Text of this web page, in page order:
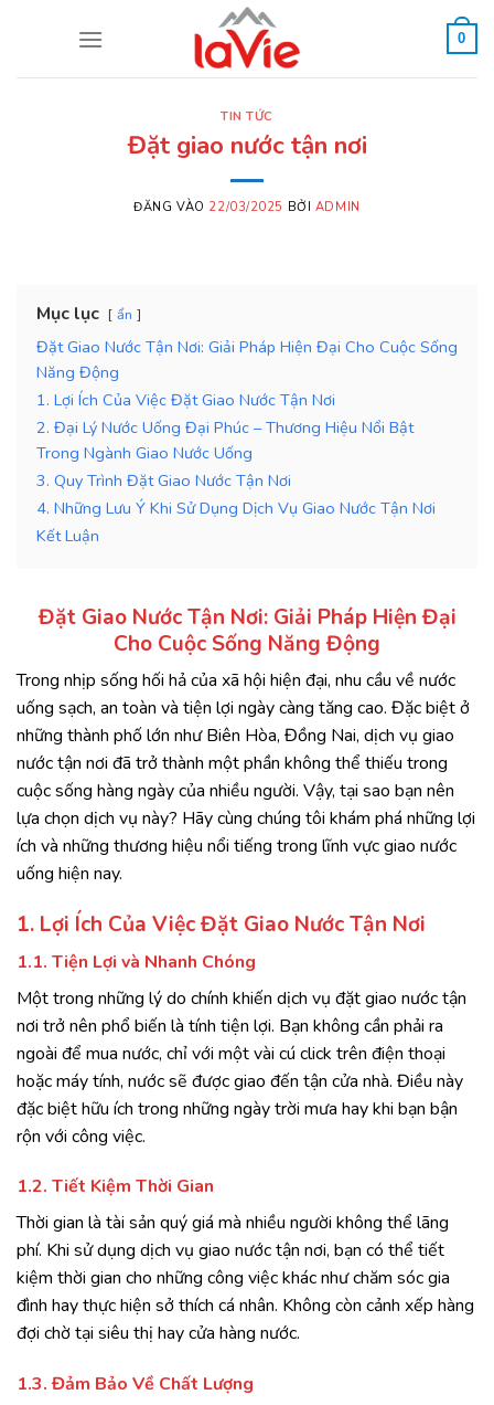
0
TIN TỨC
Đặt giao nước tận nơi
ĐĂNG VÀO 22/03/2025 BỞI ADMIN
Mục lục ẩn
Đặt Giao Nước Tận Nơi: Giải Pháp Hiện Đại Cho Cuộc Sống
Năng Động
1. Lợi Ích Của Việc Đặt Giao Nước Tận Nơi
2. Đại Lý Nước Uống Đại Phúc – Thương Hiệu Nổi Bật
Trong Ngành Giao Nước Uống
3. Quy Trình Đặt Giao Nước Tận Nơi
4. Những Lưu Ý Khi Sử Dụng Dịch Vụ Giao Nước Tận Nơi
Kết Luận
Đặt Giao Nước Tận Nơi: Giải Pháp Hiện Đại
Cho Cuộc Sống Năng Động
Trong nhịp sống hối hả của xã hội hiện đại, nhu cầu về nước
uống sạch, an toàn và tiện lợi ngày càng tăng cao. Đặc biệt ở
những thành phố lớn như Biên Hòa, Đồng Nai, dịch vụ giao
nước tận nơi đã trở thành một phần không thể thiếu trong
cuộc sống hàng ngày của nhiều người. Vậy, tại sao bạn nên
lựa chọn dịch vụ này? Hãy cùng chúng tôi khám phá những lợi
ích và những thương hiệu nổi tiếng trong lĩnh vực giao nước
uống hiện nay.
1. Lợi Ích Của Việc Đặt Giao Nước Tận Nơi
1.1. Tiện Lợi và Nhanh Chóng
Một trong những lý do chính khiến dịch vụ đặt giao nước tận
nơi trở nên phổ biến là tính tiện lợi. Bạn không cần phải ra
ngoài để mua nước, chỉ với một vài cú click trên điện thoại
hoặc máy tính, nước sẽ được giao đến tận cửa nhà. Điều này
đặc biệt hữu ích trong những ngày trời mưa hay khi bạn bận
rộn với công việc.
1.2. Tiết Kiệm Thời Gian
Thời gian là tài sản quý giá mà nhiều người không thể lãng
phí. Khi sử dụng dịch vụ giao nước tận nơi, bạn có thể tiết
kiệm thời gian cho những công việc khác như chăm sóc gia
đình hay thực hiện sở thích cá nhân. Không còn cảnh xếp hàng
đợi chờ tại siêu thị hay cửa hàng nước.
1.3. Đảm Bảo Về Chất Lượng